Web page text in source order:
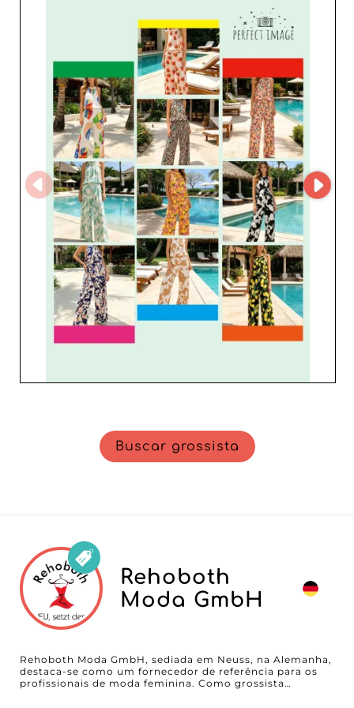
reflete um sólido saber-fazer têxtil e um apurado estilo
europeu, permitindo aos profissionais da moda oferecer
aos seus clientes artigos modernos e duráveis. Confiar
na CAS CARA by Cherry’s GmbH é escolher um parceiro
fiável e ágil, reconhecido pelo profissionalismo, pela
qualidade de serviço e por uma logística eficiente. Ao
integrar as suas coleções na sua loja, fortalece o
posicionamento no mercado e atrai um público que
procura produtos elegantes e contemporâneos.
Buscar grossista
Rehoboth
Moda GmbH
Rehoboth Moda GmbH, sediada em Neuss, na Alemanha,
destaca-se como um fornecedor de referência para os
profissionais de moda feminina. Como grossista